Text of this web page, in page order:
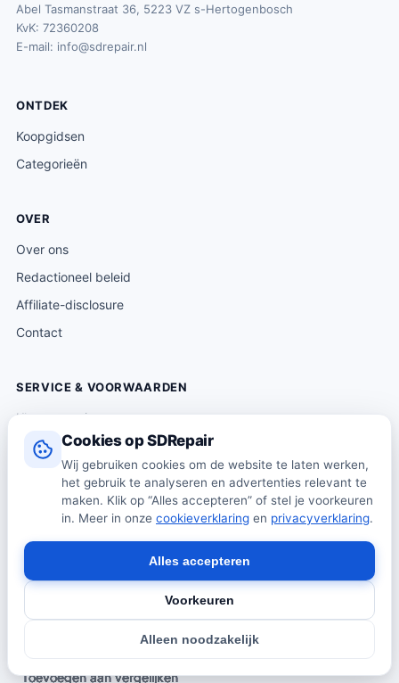
Cookies op SDRepair
Wij gebruiken cookies om de website te laten werken,
het gebruik te analyseren en advertenties relevant te
maken. Klik op “Alles accepteren” of stel je voorkeuren
in. Meer in onze cookieverklaring en privacyverklaring.
Alleen noodzakelijk
Voorkeuren
Alles accepteren
Toevoegen aan vergelijken
Toevoegen aan vergelijken
Toevoegen aan vergelijken
Toevoegen aan vergelijken
Toevoegen aan vergelijken
Toevoegen aan vergelijken
Toevoegen aan vergelijken
Toevoegen aan vergelijken
Toevoegen aan vergelijken
Toevoegen aan vergelijken
Abel Tasmanstraat 36, 5223 VZ s-Hertogenbosch
KvK: 72360208
E-mail: info@sdrepair.nl
ONTDEK
Koopgidsen
Categorieën
OVER
Over ons
Redactioneel beleid
Affiliate-disclosure
Contact
SERVICE & VOORWAARDEN
Klantenservice
Verzending & levering
Retourneren
Algemene voorwaarden
verkopen zelf geen producten · Alle prijzen onder voorbehoud.